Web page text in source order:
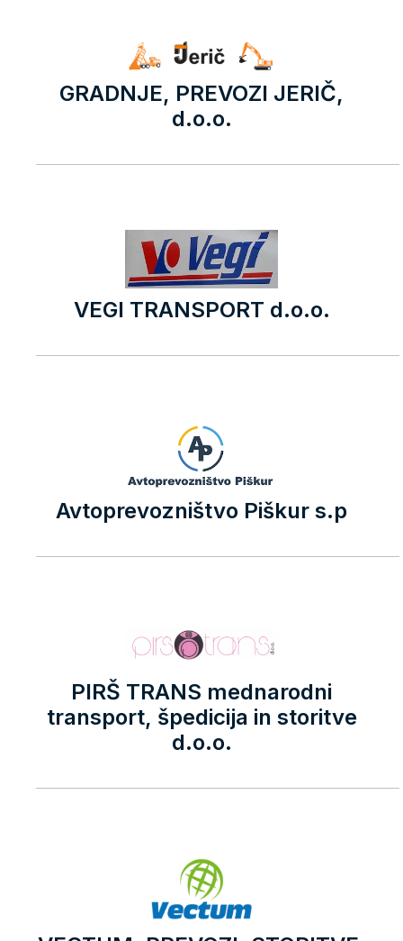
GRADNJE, PREVOZI JERIČ,
d.o.o.
VEGI TRANSPORT d.o.o.
Avtoprevozništvo Piškur s.p
PIRŠ TRANS mednarodni
transport, špedicija in storitve
d.o.o.